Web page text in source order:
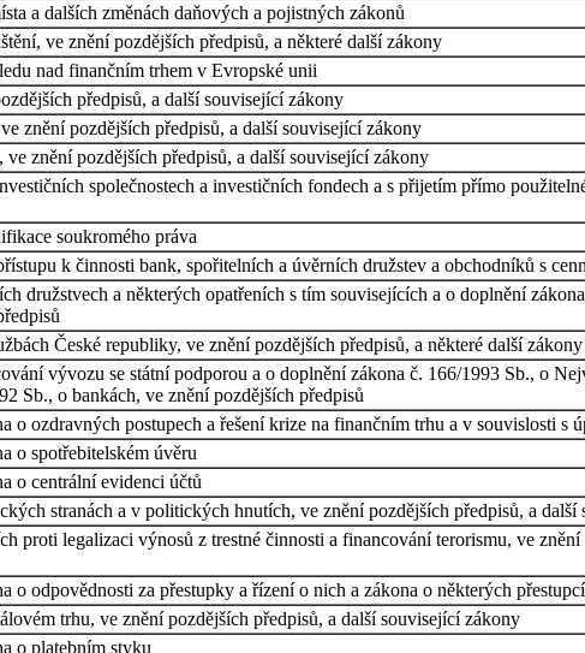
a dalších změnách daňových a pojistných zákonů
ve znění pozdějších předpisů, a některé další zákony
nad finančním trhem v Evropské unii
předpisů, a další související zákony
znění pozdějších předpisů, a další související zákony
znění pozdějších předpisů, a další související zákony
společnostech a investičních fondech a s přijetím přímo
soukromého práva
k činnosti bank, spořitelních a úvěrních družstev a obchodníků s
družstvech a některých opatřeních s tím souvisejících a o doplnění
České republiky, ve znění pozdějších předpisů, a některé další zákony
vývozu se státní podporou a o doplnění zákona č. 166/1993 Sb., o
Sb., o bankách, ve znění pozdějších předpisů
ozdravných postupech a řešení krize na finančním trhu a v souvislosti s
o spotřebitelském úvěru
o centrální evidenci účtů
stranách a v politických hnutích, ve znění pozdějších předpisů, a další
proti legalizaci výnosů z trestné činnosti a financování terorismu, ve
odpovědnosti za přestupky a řízení o nich a zákona o některých
trhu, ve znění pozdějších předpisů, a další související zákony
o platebním styku